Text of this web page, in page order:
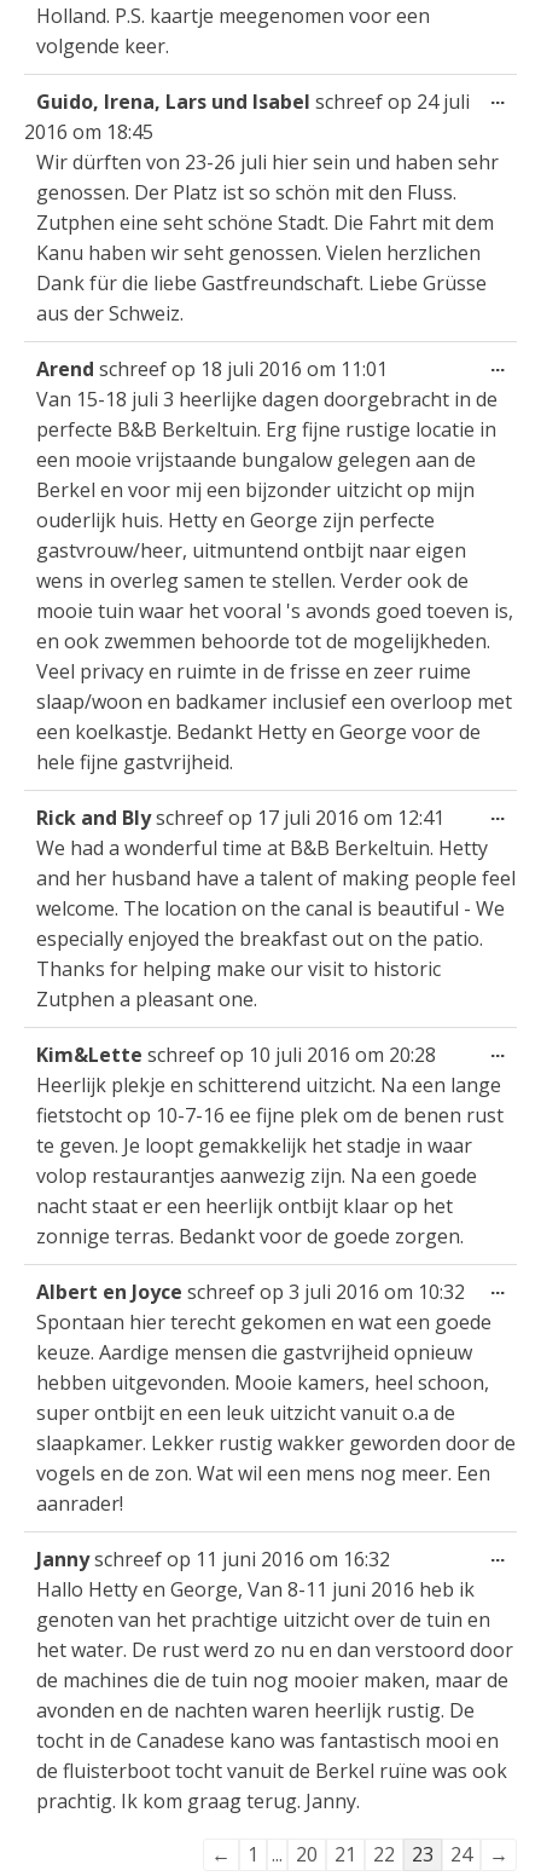
Holland. P.S. kaartje meegenomen voor een
volgende keer.
Guido, Irena, Lars und Isabel schreef op 24 juli
2016 om 18:45
Wir dürften von 23-26 juli hier sein und haben sehr
genossen. Der Platz ist so schön mit den Fluss.
Zutphen eine seht schöne Stadt. Die Fahrt mit dem
Kanu haben wir seht genossen. Vielen herzlichen
Dank für die liebe Gastfreundschaft. Liebe Grüsse
aus der Schweiz.
...
Arend schreef op 18 juli 2016 om 11:01
Van 15-18 juli 3 heerlijke dagen doorgebracht in de
perfecte B&B Berkeltuin. Erg fijne rustige locatie in
een mooie vrijstaande bungalow gelegen aan de
Berkel en voor mij een bijzonder uitzicht op mijn
ouderlijk huis. Hetty en George zijn perfecte
gastvrouw/heer, uitmuntend ontbijt naar eigen
wens in overleg samen te stellen. Verder ook de
mooie tuin waar het vooral 's avonds goed toeven is,
en ook zwemmen behoorde tot de mogelijkheden.
Veel privacy en ruimte in de frisse en zeer ruime
slaap/woon en badkamer inclusief een overloop met
een koelkastje. Bedankt Hetty en George voor de
hele fijne gastvrijheid.
...
Rick and Blyschreef op 17 juli 2016 om 12:41
We had a wonderful time at B&B Berkeltuin. Hetty
and her husband have a talent of making people feel
welcome. The location on the canal is beautiful - We
especially enjoyed the breakfast out on the patio.
Thanks for helping make our visit to historic
Zutphen a pleasant one.
...
Kim&Lette schreef op 10 juli 2016 om 20:28
Heerlijk plekje en schitterend uitzicht. Na een lange
fietstocht op 10-7-16 ee fijne plek om de benen rust
te geven. Je loopt gemakkelijk het stadje in waar
volop restaurantjes aanwezig zijn. Na een goede
nacht staat er een heerlijk ontbijt klaar op het
zonnige terras. Bedankt voor de goede zorgen.
...
Albert en Joyce schreef op 3 juli 2016 om 10:32
Spontaan hier terecht gekomen en wat een goede
keuze. Aardige mensen die gastvrijheid opnieuw
hebben uitgevonden. Mooie kamers, heel schoon,
super ontbijt en een leuk uitzicht vanuit o.a de
slaapkamer. Lekker rustig wakker geworden door de
vogels en de zon. Wat wil een mens nog meer. Een
aanrader!
...
Jannyschreef op 11 juni 2016 om 16:32
Hallo Hetty en George, Van 8-11 juni 2016 heb ik
genoten van het prachtige uitzicht over de tuin en
het water. De rust werd zo nu en dan verstoord door
de machines die de tuin nog mooier maken, maar de
avonden en de nachten waren heerlijk rustig. De
tocht in de Canadese kano was fantastisch mooi en
de fluisterboot tocht vanuit de Berkel ruïne was ook
prachtig. Ik kom graag terug. Janny.
...
Navigatie
← 1 ... 20 21 22 23 24 →